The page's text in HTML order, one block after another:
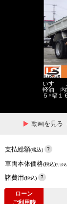
いすゞ
軽油 内
５×幅１
動画を見る
支払総額(税込)
車両本体価格(税込)(リ済
諸費用(税込)
ローン
ご利用時